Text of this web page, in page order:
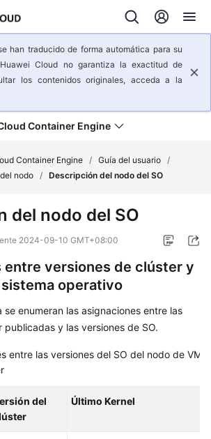
han traducido de forma automática para su
Cloud no garantiza la exactitud de
los contenidos originales, acceda a la
Container Engine
Container Engine / Guía del usuario /
nodo / Descripción del nodo del SO
del nodo del SO
2024-09-10 GMT+08:00
entre versiones de clúster y
operativo
se enumeran las asignaciones entre las
publicadas y las versiones de SO.
entre las versiones del SO del nodo de VM
del
Último Kernel